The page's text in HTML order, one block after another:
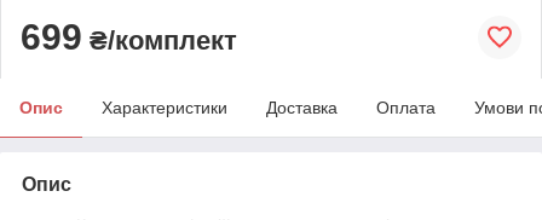
699 ₴/комплект
Опис Характеристики Доставка Оплата Умови
Опис